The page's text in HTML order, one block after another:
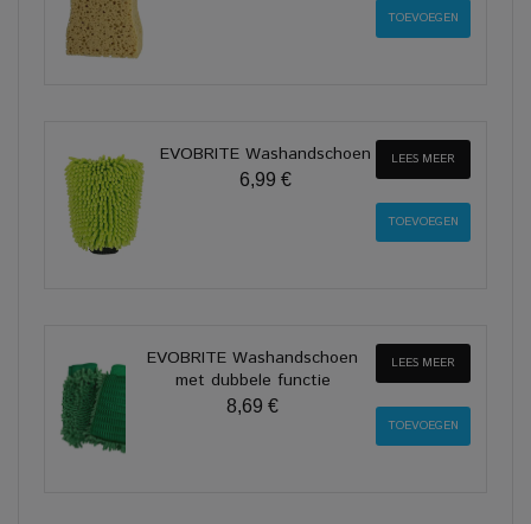
EVOBRITE Washandschoen
6,99 €
LEES MEER
EVOBRITE Washandschoen
met dubbele functie
8,69 €
LEES MEER